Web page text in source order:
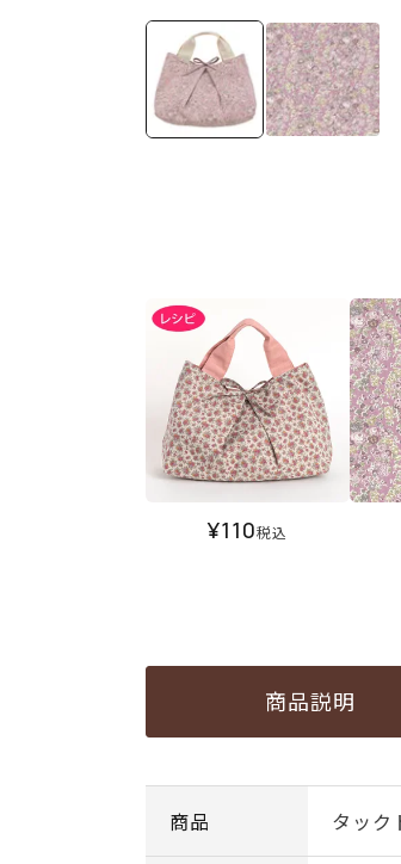
¥110税込
商品説明
商品 タック